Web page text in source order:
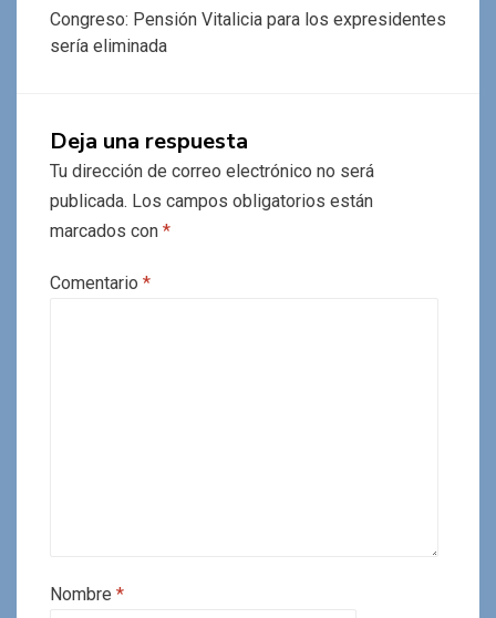
Congreso: Pensión Vitalicia para los expresidentes
sería eliminada
Deja una respuesta
Tu dirección de correo electrónico no será
publicada. Los campos obligatorios están
marcados con *
Comentario *
Nombre *